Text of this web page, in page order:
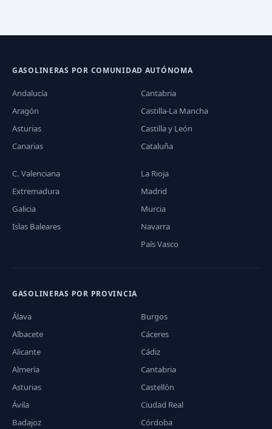
GASOLINERAS POR COMUNIDAD AUTÓNOMA
Andalucía
Aragón
Asturias
Canarias
Cantabria
Castilla-La Mancha
Castilla y León
Cataluña
C. Valenciana
Extremadura
Galicia
Islas Baleares
La Rioja
Madrid
Murcia
Navarra
País Vasco
GASOLINERAS POR PROVINCIA
Álava
Albacete
Alicante
Almería
Asturias
Ávila
Badajoz
Burgos
Cáceres
Cádiz
Cantabria
Castellón
Ciudad Real
Córdoba